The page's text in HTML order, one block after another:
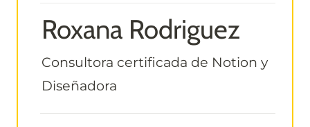
Roxana Rodriguez
Consultora certificada de Notion y
Diseñadora